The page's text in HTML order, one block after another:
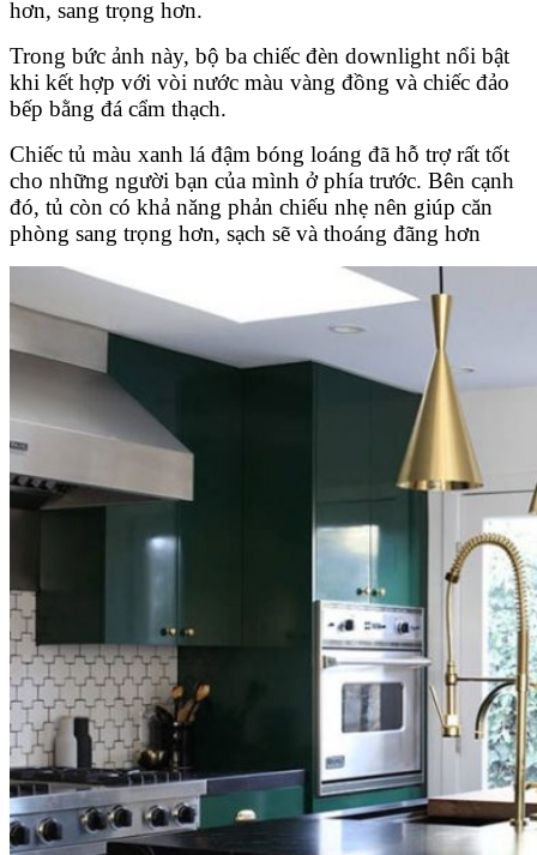
hơn, sang trọng hơn.
Trong bức ảnh này, bộ ba chiếc đèn downlight nổi bật
khi kết hợp với vòi nước màu vàng đồng và chiếc đảo
bếp bằng đá cẩm thạch.
Chiếc tủ màu xanh lá đậm bóng loáng đã hỗ trợ rất tốt
cho những người bạn của mình ở phía trước. Bên cạnh
đó, tủ còn có khả năng phản chiếu nhẹ nên giúp căn
phòng sang trọng hơn, sạch sẽ và thoáng đãng hơn